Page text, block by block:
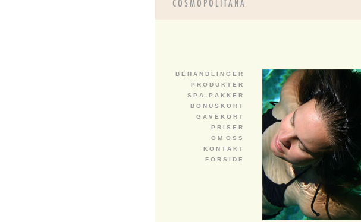
B E H A N D L I N G E R
P R O D U K T E R
S P A - P A K K E R
B O N U S K O R T
G A V E K O R T
P R I S E R
O M O S S
K O N T A K T
F O R S I D E